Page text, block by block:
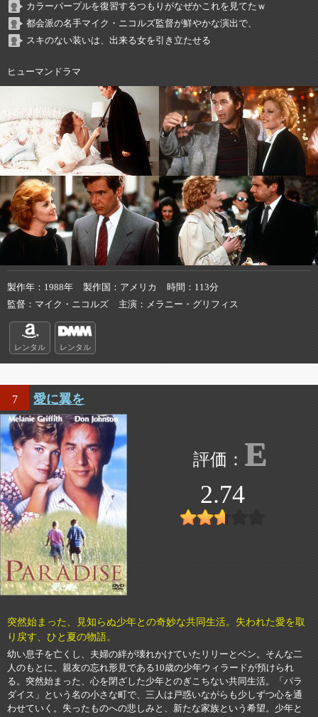
カラーパープルを復習するつもりがなぜかこれを見てたｗ
都会派の名手マイク・ニコルズ監督が鮮やかな演出で、
スキのない装いは、出来る女を引き立たせる
ヒューマンドラマ
製作年 1988年 製作国 アメリカ 時間
113分
監督
マイク・ニコルズ 主演 メラニー・グリフィス
レンタル レンタル
7 愛に翼を
E
2.74
突然始まった、見知らぬ少年との奇妙な共同生活。失われた愛を取
り戻す、ひと夏の物語。
幼い息子を亡くし、夫婦の絆が壊れかけていたリリーとベン。そんな二
人のもとに、親友の忘れ形見である10歳の少年ウィラードが預けられ
る。突然始まった、心を閉ざした少年とのぎこちない共同生活。「パラ
ダイス」という名の小さな町で、三人は戸惑いながらも少しずつ心を通
わせていく。失ったものへの悲しみと、新たな家族という希望。少年と